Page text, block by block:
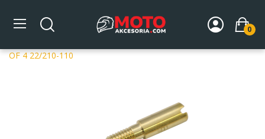
0
Strona główna DLA MOTOCYKLA
Układ paliwowy
OF 4 22/210-110